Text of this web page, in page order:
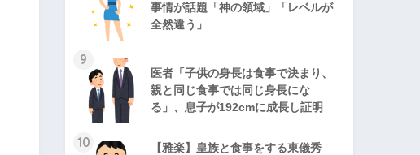
事情が話題「神の領域」「レベルが
全然違う」
9
医者「子供の身長は食事で決まり、
親と同じ食事では同じ身長にな
る」、息子が192cmに成長し証明
10
【雅楽】皇族と食事をする東儀秀